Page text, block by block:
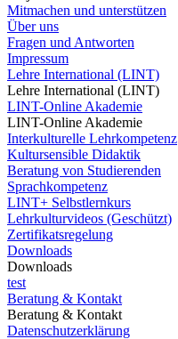
Mitmachen und unterstützen
Über uns
Fragen und Antworten
Impressum
Lehre International (LINT)
Lehre International (LINT)
LINT-Online Akademie
LINT-Online Akademie
Interkulturelle Lehrkompetenz
Kultursensible Didaktik
Beratung von Studierenden
Sprachkompetenz
LINT+ Selbstlernkurs
Lehrkulturvideos (Geschützt)
Zertifikatsregelung
Downloads
Downloads
test
Beratung & Kontakt
Beratung & Kontakt
Datenschutzerklärung